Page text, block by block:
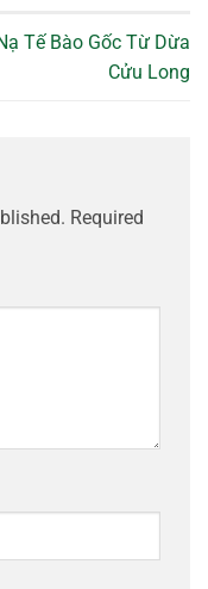
Tế Bào Gốc Từ Dừa
Cửu Long
Required